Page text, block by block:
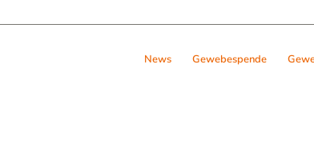
News Gewebespende